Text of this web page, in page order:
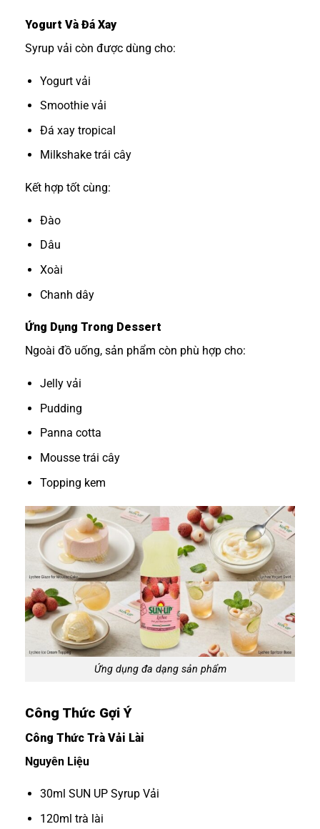
Yogurt Và Đá Xay
Syrup vải còn được dùng cho:
Yogurt vải
Smoothie vải
Đá xay tropical
Milkshake trái cây
Kết hợp tốt cùng:
Đào
Dâu
Xoài
Chanh dây
Ứng Dụng Trong Dessert
Ngoài đồ uống, sản phẩm còn phù hợp cho:
Jelly vải
Pudding
Panna cotta
Mousse trái cây
Topping kem
Ứng dụng đa dạng sản phẩm
Công Thức Gợi Ý
Công Thức Trà Vải Lài
Nguyên Liệu
30ml SUN UP Syrup Vải
120ml trà lài